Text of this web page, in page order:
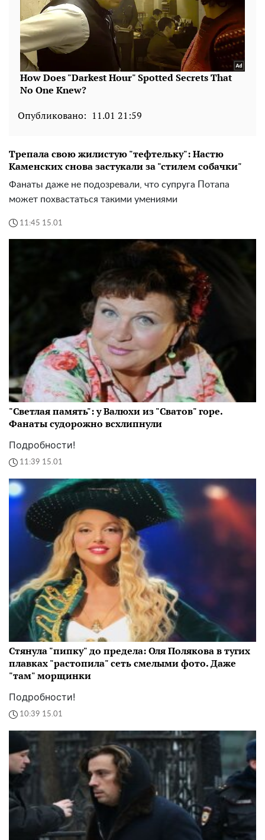
Опубликовано: 11.01 21:59
Трепала свою жилистую "тефтельку": Настю
Каменских снова застукали за "стилем собачки"
Фанаты даже не подозревали, что супруга Потапа
может похвастаться такими умениями
11:45 15.01
"Светлая память": у Валюхи из "Сватов" горе.
Фанаты судорожно всхлипнули
Подробности!
11:39 15.01
Стянула "пипку" до предела: Оля Полякова в тугих
плавках "растопила" сеть смелыми фото. Даже
"там" морщинки
Подробности!
10:39 15.01